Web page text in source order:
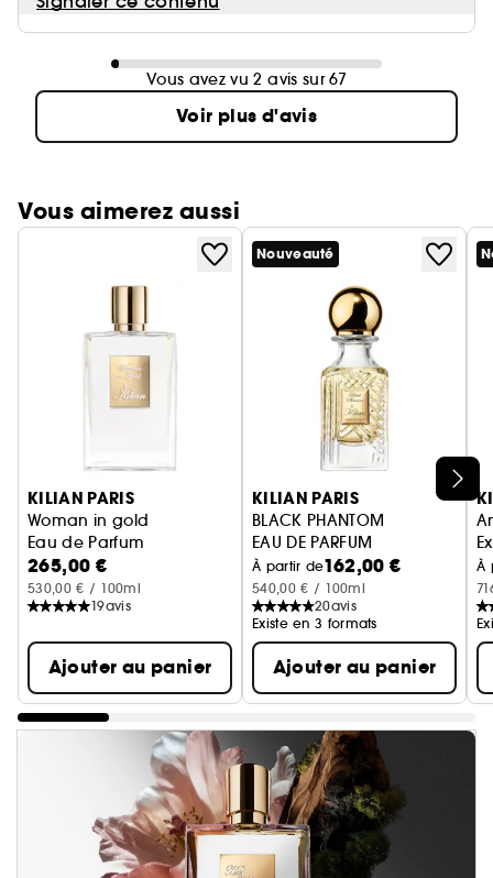
Vous avez vu 2 avis sur 67
Voir plus d'avis
Vous aimerez aussi
Ignorer le carrousel produits
KILIAN PARIS
Woman in gold
Eau de Parfum
265,00 €
530,00 € / 100ml
19avis
Ajouter au panier
Nouveauté
KILIAN PARIS
BLACK PHANTOM
EAU DE PARFUM
À partir de162,00 €
540,00 € / 100ml
20avis
Existe en 3 formats
Ajouter au panier
À